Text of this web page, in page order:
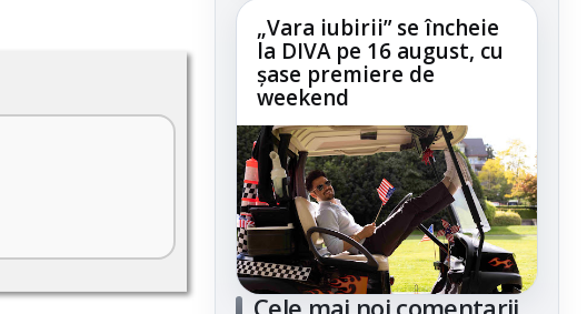
„Vara iubirii” se încheie
la DIVA pe 16 august, cu
șase premiere de
weekend